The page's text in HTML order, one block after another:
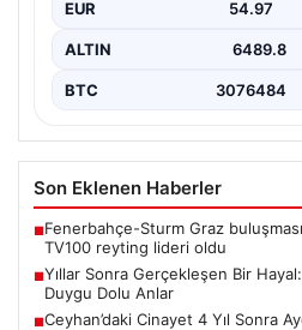
EUR 54.97
ALTIN 6489.8
BTC 3076484
Son Eklenen Haberler
■Fenerbahçe-Sturm Graz
TV100 reyting lideri oldu
■Yıllar Sonra Gerçekleşen Bir Hayal:
Duygu Dolu Anlar
■Ceyhan’daki Cinayet 4 Yıl Sonra